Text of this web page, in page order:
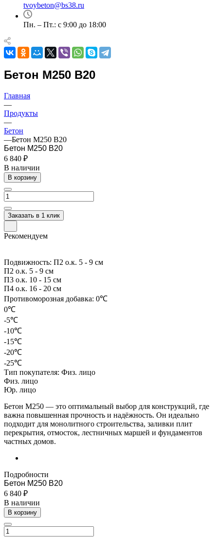
tvoybeton@bs38.ru
Пн. – Пт.: с 9:00 до 18:00
Бетон М250 B20
Главная
—
Продукты
—
Бетон
—Бетон М250 B20
Бетон М250 B20
6 840 ₽
В наличии
В корзину
Заказать в 1 клик
Рекомендуем
Подвижность: П2 о.к. 5 - 9 см
П2 о.к. 5 - 9 см
П3 о.к. 10 - 15 см
П4 о.к. 16 - 20 см
Противоморозная добавка: 0℃
0℃
-5℃
-10℃
-15℃
-20℃
-25℃
Тип покупателя: Физ. лицо
Физ. лицо
Юр. лицо
Бетон М250 — это оптимальный выбор для конструкций, где
важна повышенная прочность и надёжность. Он идеально
подходит для монолитного строительства, заливки плит
перекрытия, отмосток, лестничных маршей и фундаментов
частных домов.
Подробности
Бетон М250 B20
6 840 ₽
В наличии
В корзину